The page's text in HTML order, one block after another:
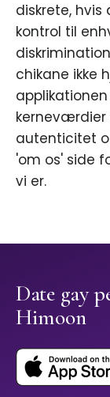
diskrete, hvis
kontrol til
chikane ikke
kerneværdier
autenticitet
'om os' side
vi er.
Date gay
Himoon